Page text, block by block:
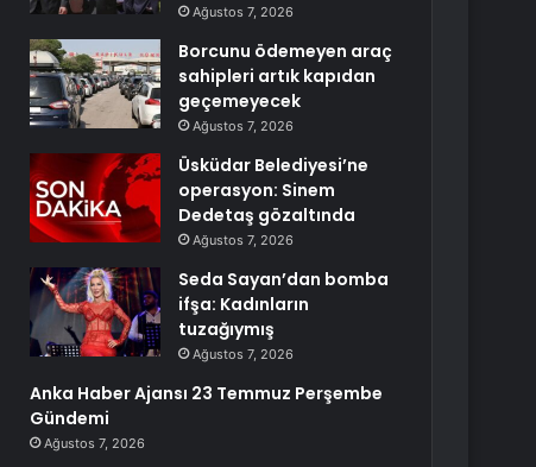
Ağustos 7, 2026
Borcunu ödemeyen araç
sahipleri artık kapıdan
geçemeyecek
Ağustos 7, 2026
Üsküdar Belediyesi’ne
operasyon: Sinem
Dedetaş gözaltında
Ağustos 7, 2026
Seda Sayan’dan bomba
ifşa: Kadınların
tuzağıymış
Ağustos 7, 2026
Anka Haber Ajansı 23 Temmuz Perşembe
Gündemi
Ağustos 7, 2026